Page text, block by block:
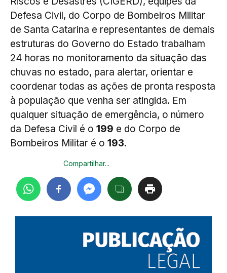
Defesa Civil, do Corpo de Bombeiros Militar
de Santa Catarina e representantes de demais
estruturas do Governo do Estado trabalham
24 horas no monitoramento da situação das
chuvas no estado, para alertar, orientar e
coordenar todas as ações de pronta resposta
à população que venha ser atingida. Em
qualquer situação de emergência, o número
da Defesa Civil é o 199 e do Corpo de
Bombeiros Militar é o 193.
Compartilhar...